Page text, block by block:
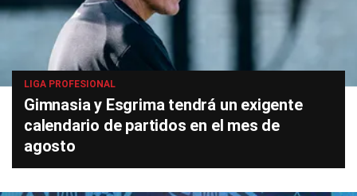
LIGA PROFESIONAL
Gimnasia y Esgrima tendrá un exigente
calendario de partidos en el mes de
agosto